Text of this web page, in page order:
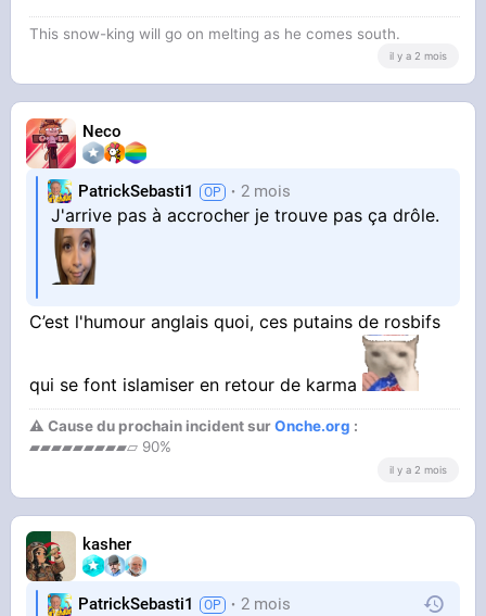
This snow-king will go on melting as he comes south.
il y a 2 mois
Neco
PatrickSebasti1 2 mois
J'arrive pas à accrocher je trouve pas ça drôle.
C’est l'humour anglais quoi, ces putains de rosbifs
qui se font islamiser en retour de karma
⚠ Cause du prochain incident surOnche.org :
▰▰▰▰▰▰▰▰▰▱ 90%
il y a 2 mois
kasher
PatrickSebasti1 2 mois